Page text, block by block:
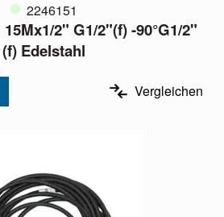
2246151
2" G1/2"(f) -90°G1/2"
(f) Edelstahl
Vergleichen